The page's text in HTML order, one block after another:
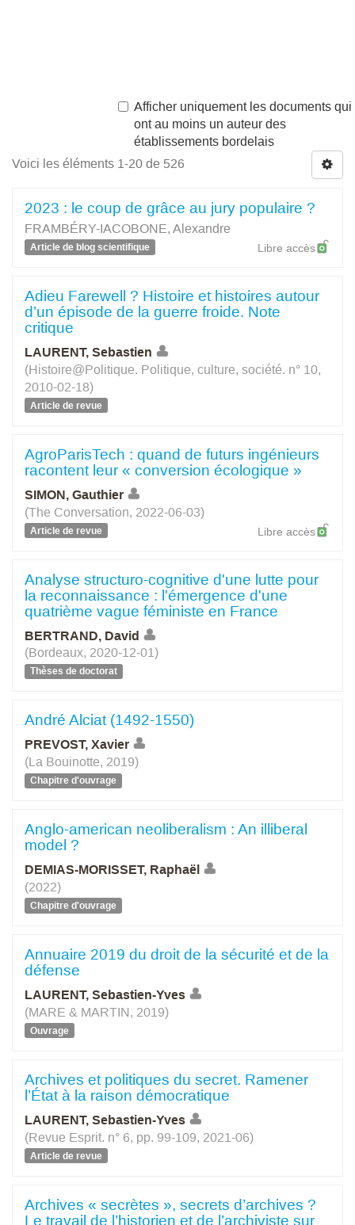
Afficher uniquement les documents qui
ont au moins un auteur des
établissements bordelais
Voici les éléments 1-20 de 526
2023 : le coup de grâce au jury populaire ?
FRAMBÉRY-IACOBONE, Alexandre
Article de blog scientifique Libre accès
Adieu Farewell ? Histoire et histoires autour
d’un épisode de la guerre froide. Note
critique
LAURENT, Sebastien
(Histoire@Politique. Politique, culture, société. n° 10,
2010-02-18)
Article de revue
AgroParisTech : quand de futurs ingénieurs
racontent leur « conversion écologique »
SIMON, Gauthier
(The Conversation, 2022-06-03)
Article de revue Libre accès
Analyse structuro-cognitive d'une lutte pour
la reconnaissance : l'émergence d'une
quatrième vague féministe en France
BERTRAND, David
(Bordeaux, 2020-12-01)
Thèses de doctorat
André Alciat (1492-1550)
PREVOST, Xavier
(La Bouinotte, 2019)
Chapitre d'ouvrage
Anglo-american neoliberalism : An illiberal
model ?
DEMIAS-MORISSET, Raphaël
(2022)
Chapitre d'ouvrage
Annuaire 2019 du droit de la sécurité et de la
défense
LAURENT, Sebastien-Yves
(MARE & MARTIN, 2019)
Ouvrage
Archives et politiques du secret. Ramener
l’État à la raison démocratique
LAURENT, Sebastien-Yves
(Revue Esprit. n° 6, pp. 99-109, 2021-06)
Article de revue
Archives « secrètes », secrets d’archives ?
Le travail de l’historien et de l’archiviste sur